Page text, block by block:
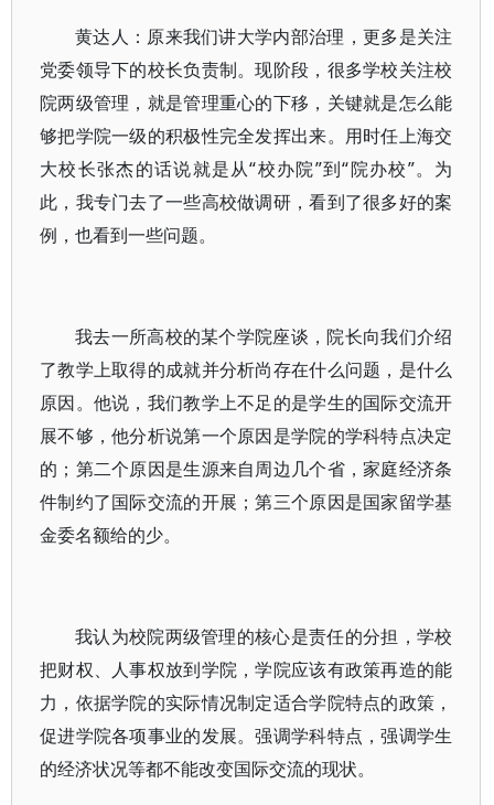
黄达人：原来我们讲大学内部治理，更多是关注
党委领导下的校长负责制。现阶段，很多学校关注校
院两级管理，就是管理重心的下移，关键就是怎么能
够把学院一级的积极性完全发挥出来。用时任上海交
大校长张杰的话说就是从“校办院”到“院办校”。为
此，我专门去了一些高校做调研，看到了很多好的案
例，也看到一些问题。
我去一所高校的某个学院座谈，院长向我们介绍
了教学上取得的成就并分析尚存在什么问题，是什么
原因。他说，我们教学上不足的是学生的国际交流开
展不够，他分析说第一个原因是学院的学科特点决定
的；第二个原因是生源来自周边几个省，家庭经济条
件制约了国际交流的开展；第三个原因是国家留学基
金委名额给的少。
我认为校院两级管理的核心是责任的分担，学校
把财权、人事权放到学院，学院应该有政策再造的能
力，依据学院的实际情况制定适合学院特点的政策，
促进学院各项事业的发展。强调学科特点，强调学生
的经济状况等都不能改变国际交流的现状。